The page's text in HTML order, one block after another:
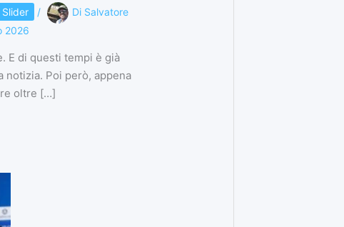
Slider / Di Salvatore
2026
E di questi tempi è già
notizia. Poi però, appena
oltre […]